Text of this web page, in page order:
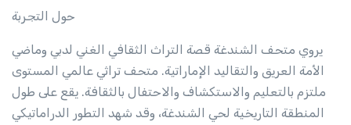
حول التجربة
يروي متحف الشندغة قصة التراث الثقافي الغني لدبي وماضي
الأمة العريق والتقاليد الإماراتية. متحف تراثي عالمي المستوى
ملتزم بالتعليم والاستكشاف والاحتفال بالثقافة. يقع على طول
المنطقة التاريخية لحي الشندغة، وقد شهد التطور الدراماتيكي